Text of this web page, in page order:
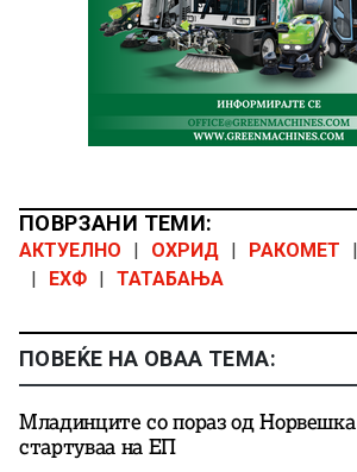
ПОВРЗАНИ ТЕМИ:
АКТУЕЛНО ОХРИД РАКОМЕТ
ЕХФ ТАТАБАЊА
ПОВЕЌЕ НА ОВАА ТЕМА:
Младинците со пораз од Норвешка
стартуваа на ЕП